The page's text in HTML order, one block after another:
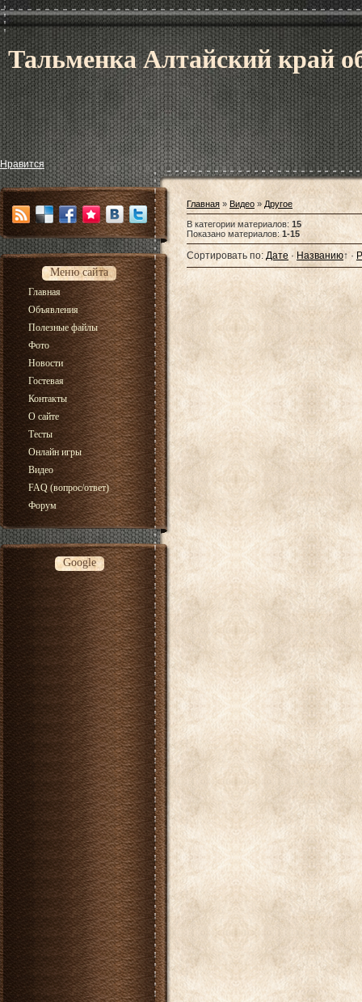
Тальменка Алтайский край
Нравится
Меню сайта
Главная
Объявления
Полезные файлы
Фото
Новости
Гостевая
Контакты
О сайте
Тесты
Онлайн игры
Видео
FAQ (вопрос/ответ)
Форум
Google
Главная » Видео » Другое
В категории материалов: 15
Показано материалов:1-15
Сортировать по: Дате · Названию↑·